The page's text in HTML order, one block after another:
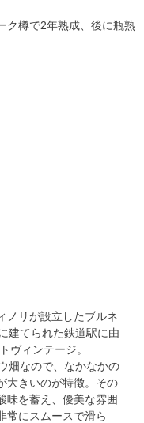
ク樽で2年熟成、後に瓶熟
ノリが設立したブルネ
建てられた鉄道駅に由
ヴィンテージ。
畑なので、なかなかの
大きいのが特徴。その
味を蓄え、優美な雰囲
常にスムースで滑ら